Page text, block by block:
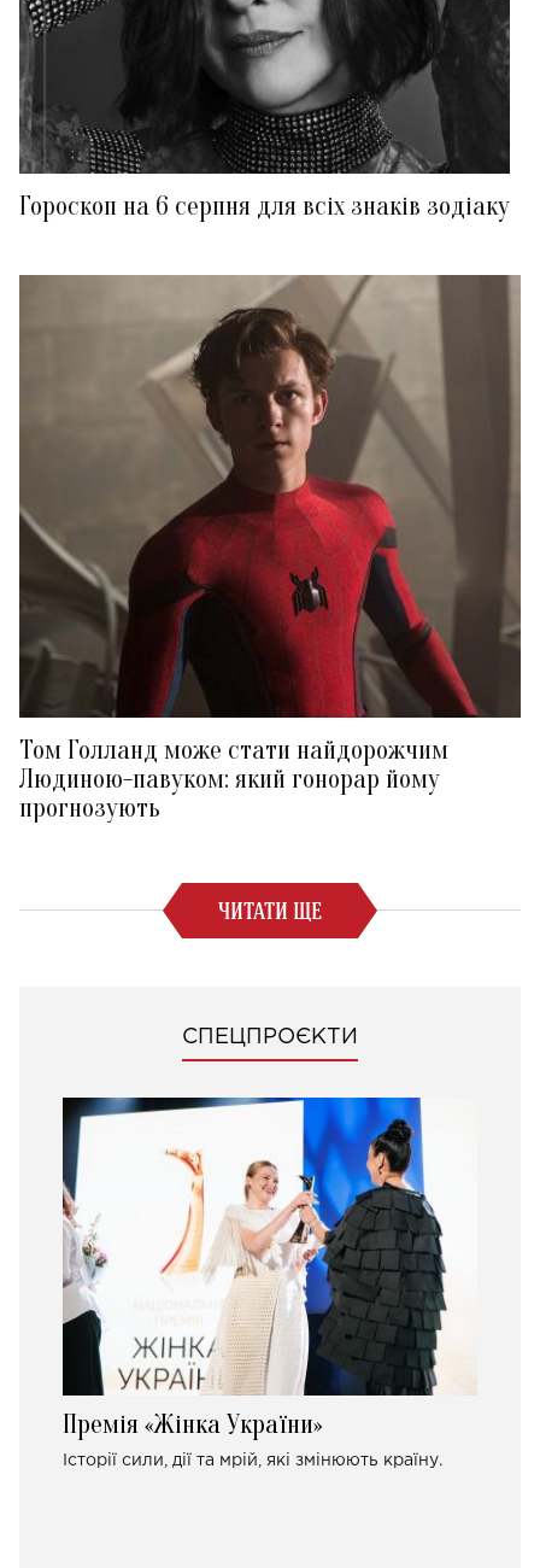
Гороскоп на 6 серпня для всіх знаків зодіаку
Том Голланд може стати найдорожчим
Людиною-павуком: який гонорар йому
прогнозують
ЧИТАТИ ЩЕ
СПЕЦПРОЄКТИ
Премія «Жінка України»
Історії сили, дії та мрій, які змінюють країну.